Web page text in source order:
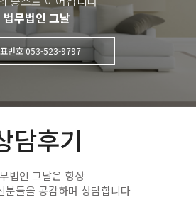
법무법인 그날
번호 053-523-9797
담후기
법인 그날은 항상
분들을 공감하며 상담합니다